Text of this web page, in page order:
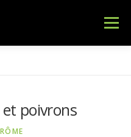
Menu
CONTACT
poivrons